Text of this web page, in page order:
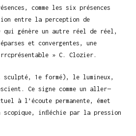
comme les six présences
entre la perception de
qui génère un autre réel de réel,
et convergentes, une
» C. Clozier.
1e formé), le lumineux,
Ce signe comme un aller—
à l’écoute permanente, émet
inﬂéchie par la pression